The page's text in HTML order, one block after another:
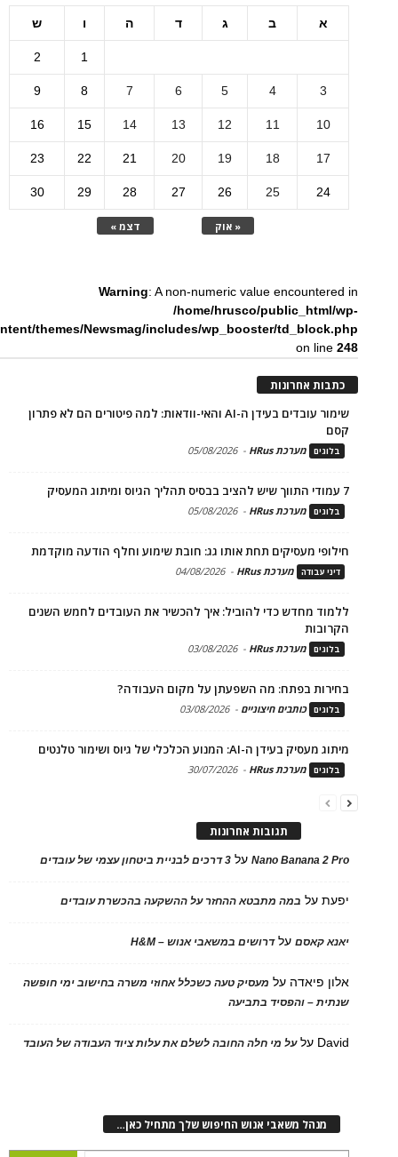
א ב ג ד ה ו ש
« אוק דצמ »
1
2
3
4
5
6
7
8
9
10
11
12
13
14
15
16
17
18
19
20
21
22
23
24
25
26
27
28
29
30
Warning: A non-numeric value encountered in
/home/hrusco/public_html/wp-
themes/Newsmag/includes/wp_booster/td_block.php
on line248
כתבות אחרונות
שימור עובדים בעידן ה-AI והאי-וודאות: למה פיטורים הם לא פתרון
קסם
בלוגים מערכת HRus -
05/08/2026
7 עמודי התווך שיש להציב בבסיס תהליך הגיוס ומיתוג המעסיק
בלוגים מערכת HRus -
05/08/2026
חילופי מעסיקים תחת אותו גג: חובת שימוע וחלף הודעה מוקדמת
דיני עבודה מערכת HRus -
04/08/2026
ללמוד מחדש כדי להוביל: איך להכשיר את העובדים לחמש השנים
הקרובות
בלוגים מערכת HRus -
03/08/2026
בחירות בפתח: מה השפעתן על מקום העבודה?
בלוגים כותבים חיצוניים -
03/08/2026
מיתוג מעסיק בעידן ה-AI: המנוע הכלכלי של גיוס ושימור טלנטים
בלוגים מערכת HRus -
30/07/2026
תגובות אחרונות
Nano Banana 2 Proעל 3 דרכים לבניית ביטחון עצמי של עובדים
יפעתעל במה מתבטא ההחזר על ההשקעה בהכשרת עובדים
יאנא קאסםעלדרושים במשאבי אנוש – H&M
אלון פיאדה על מעסיק טעה כשכלל אחוזי משרה בחישוב ימי חופשה
שנתית – והפסיד בתביעה
David עלעל מי חלה החובה לשלם את עלות ציוד העבודה של העובד
מנהל משאבי אנוש החיפוש שלך מתחיל כאן…